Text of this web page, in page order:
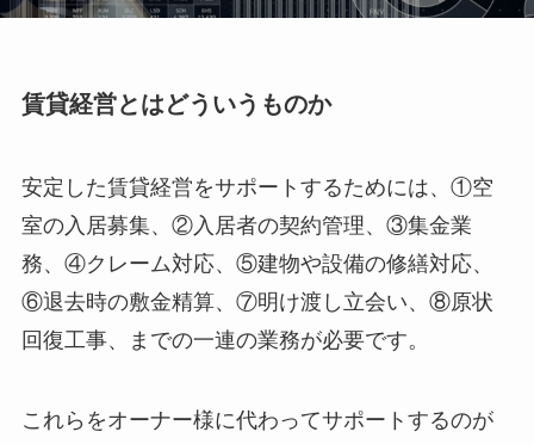
賃貸経営とはどういうものか
安定した賃貸経営をサポートするためには、①空
室の入居募集、②入居者の契約管理、③集金業
務、④クレーム対応、⑤建物や設備の修繕対応、
⑥退去時の敷金精算、⑦明け渡し立会い、⑧原状
回復工事、までの一連の業務が必要です。
これらをオーナー様に代わってサポートするのが